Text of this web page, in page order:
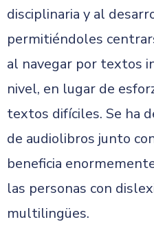
disciplinaria y al
permitiéndoles
al navegar por textos
nivel, en lugar de
textos difíciles. Se ha
de audiolibros junto
beneficia
las personas con
multilingües.